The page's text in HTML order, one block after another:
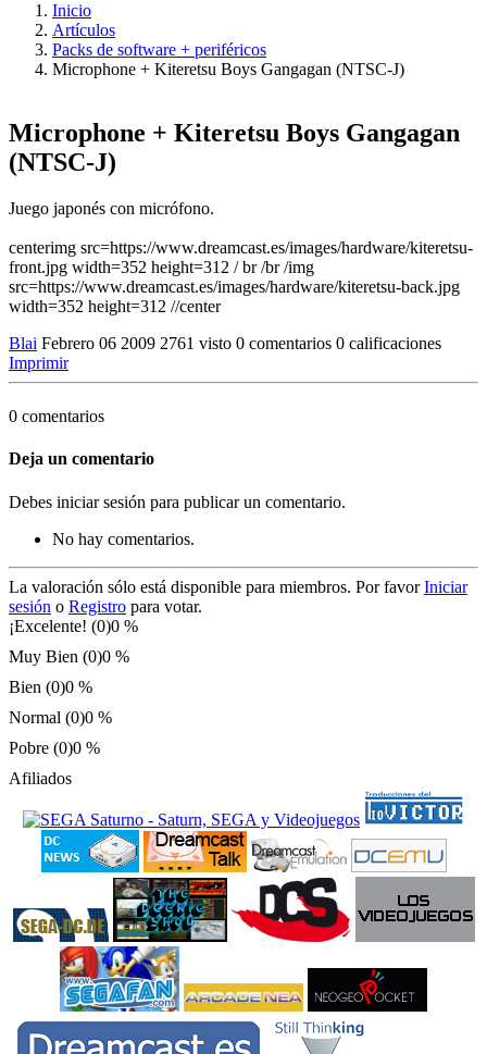
Inicio
Artículos
Packs de software + periféricos
Microphone + Kiteretsu Boys Gangagan (NTSC-J)
Microphone + Kiteretsu Boys Gangagan
(NTSC-J)
Juego japonés con micrófono.
centerimg src=https://www.dreamcast.es/images/hardware/kiteretsu-
front.jpg width=352 height=312 / br /br /img
src=https://www.dreamcast.es/images/hardware/kiteretsu-back.jpg
width=352 height=312 //center
Blai Febrero 06 2009 2761 visto 0 comentarios 0 calificaciones
Imprimir
0 comentarios
Deja un comentario
Debes iniciar sesión para publicar un comentario.
No hay comentarios.
La valoración sólo está disponible para miembros. Por favorIniciar
sesión o Registro para votar.
¡Excelente! (0)0 %
Muy Bien (0)0 %
Bien (0)0 %
Normal (0)0 %
Pobre (0)0 %
Afiliados